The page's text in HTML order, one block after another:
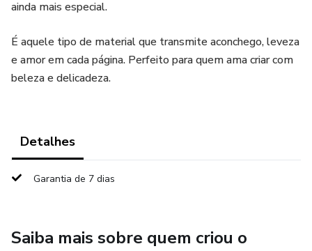
ainda mais especial.
É aquele tipo de material que transmite aconchego, leveza
e amor em cada página. Perfeito para quem ama criar com
beleza e delicadeza.
Detalhes
Garantia de 7 dias
Saiba mais sobre quem criou o